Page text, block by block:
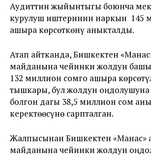
Аудиттин жыйынтыгы боюнча
курулуш иштеринин наркын 145
ашыра көрсөткөнү аныкталды.
Атап айтканда, Бишкектен
майданына чейинки жолдун
132 миллион сомго ашыра
тышкары, бул жолдун
болгон дагы 38,5 миллион сом
керектөөсүнө сарпталган.
Жалпысынан Бишкектен «Манас»
майданына чейинки жолдун